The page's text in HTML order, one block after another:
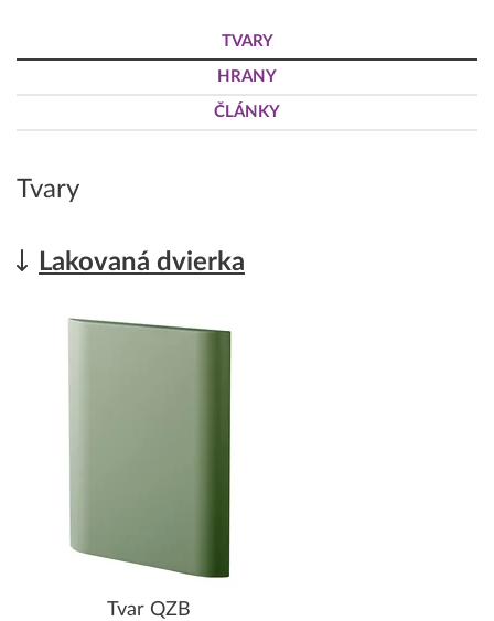
TVARY
HRANY
ČLÁNKY
Tvary
Lakovaná dvierka
Tvar QZB